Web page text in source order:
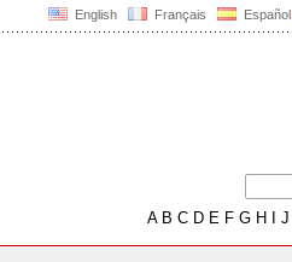
English Français Español
AB C D E F G H J